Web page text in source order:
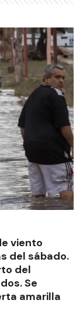
viento
del sábado.
del
Se
amarilla